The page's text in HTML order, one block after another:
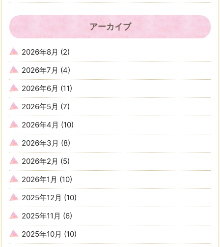
アーカイブ
2026年8月 (2)
2026年7月 (4)
2026年6月 (11)
2026年5月 (7)
2026年4月 (10)
2026年3月 (8)
2026年2月 (5)
2026年1月 (10)
2025年12月 (10)
2025年11月 (6)
2025年10月 (10)